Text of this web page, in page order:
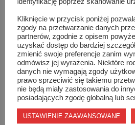
19.01.2020r. Wąchock
9:00 – 10:45
Zwiedzanie muzeum „Walk
Opactwie Cystersów.
11:00Rozpoczęcie uroczystości –
Langiewicza. Złożenie kwiatów
upamiętniającej 150. Rocznicę
Kliknięcie w przycisk poniżej
zgody na przetwarzanie danych
partnerów, zgodnie z opisem
uzyskać dostęp do bardziej
zmienić swoje preferencje zanim
odmówisz jej wyrażenia. Niektóre
danych nie wymagają zgody
prawo sprzeciwić się takiemu
nie będą miały zastosowania do
posiadających zgodę globalną lub
USTAWIENIE ZAAWANSOWANE